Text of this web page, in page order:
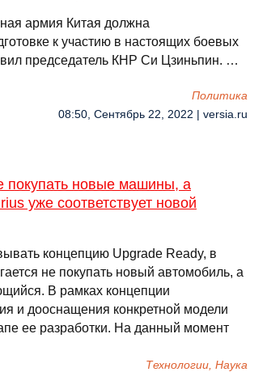
армия Китая должна
к участию в настоящих боевых
председатель КНР Си Цзиньпин. …
Политика
08:50, Сентябрь 22, 2022 | versia.ru
покупать новые машины, а
уже соответствует новой
концепцию Upgrade Ready, в
не покупать новый автомобиль, а
В рамках концепции
и дооснащения конкретной модели
ее разработки. На данный момент
Технологии, Наука